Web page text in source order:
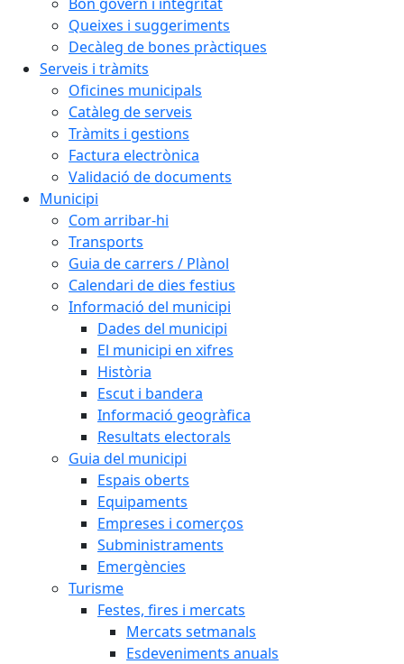
Queixes i suggeriments
Decàleg de bones pràctiques
Serveis i tràmits
Oficines municipals
Catàleg de serveis
Tràmits i gestions
Factura electrònica
Validació de documents
Municipi
Com arribar-hi
Transports
Guia de carrers / Plànol
Calendari de dies festius
Informació del municipi
Dades del municipi
El municipi en xifres
Història
Escut i bandera
Informació geogràfica
Resultats electorals
Guia del municipi
Espais oberts
Equipaments
Empreses i comerços
Subministraments
Emergències
Turisme
Festes, fires i mercats
Mercats setmanals
Esdeveniments anuals